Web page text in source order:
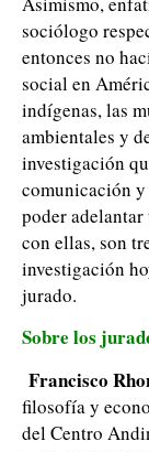
sociólogo
entonces no
social en
indígenas, las
ambientales y
investigación
comunicación
poder
con ellas, son
investigación
jurado.
Sobre los
Francisco
filosofía y
del Centro